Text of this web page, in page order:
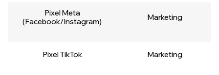
Pixel Meta
(Facebook/Instagram)
Marketing
Pixel TikTok Marketing